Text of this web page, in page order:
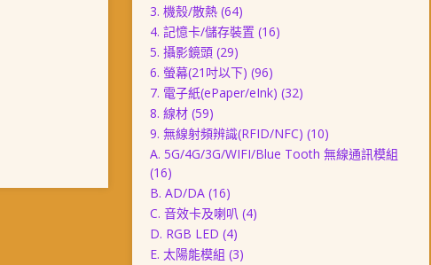
3. 機殼/散熱 (64)
4. 記憶卡/儲存裝置 (16)
5. 攝影鏡頭 (29)
6. 螢幕(21吋以下) (96)
7. 電子紙(ePaper/eInk) (32)
8. 線材 (59)
9. 無線射頻辨識(RFID/NFC) (10)
A. 5G/4G/3G/WIFI/Blue Tooth 無線通訊模組
(16)
B. AD/DA (16)
C. 音效卡及喇叭 (4)
D. RGB LED (4)
E. 太陽能模組 (3)